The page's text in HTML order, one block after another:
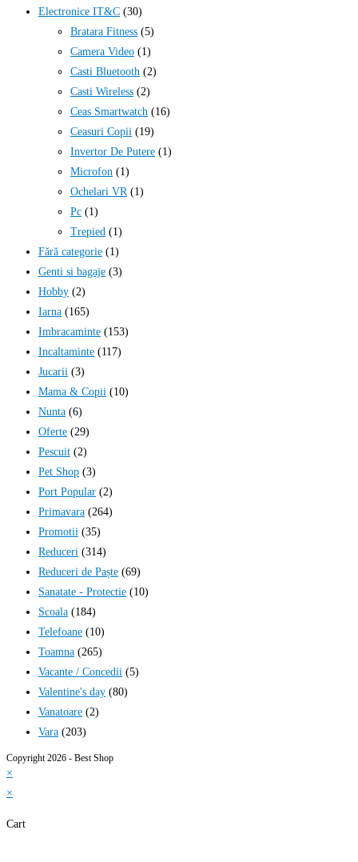
Electronice IT&C (30)
Bratara Fitness (5)
Camera Video (1)
Casti Bluetooth (2)
Casti Wireless (2)
Ceas Smartwatch (16)
Ceasuri Copii (19)
Invertor De Putere (1)
Microfon (1)
Ochelari VR (1)
Pc (1)
Trepied (1)
Fără categorie (1)
Genti si bagaje (3)
Hobby (2)
Iarna (165)
Imbracaminte (153)
Incaltaminte (117)
Jucarii (3)
Mama & Copii (10)
Nunta (6)
Oferte (29)
Pescuit (2)
Pet Shop (3)
Port Popular (2)
Primavara (264)
Promotii (35)
Reduceri (314)
Reduceri de Paște (69)
Sanatate - Protectie (10)
Scoala (184)
Telefoane (10)
Toamna (265)
Vacante / Concedii (5)
Valentine's day (80)
Vanatoare (2)
Vara (203)
Copyright 2026 - Best Shop
×
×
Cart